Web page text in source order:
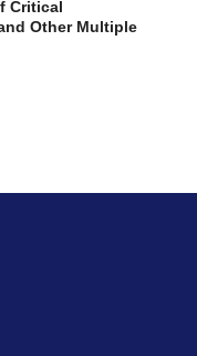
Critical
Other Multiple